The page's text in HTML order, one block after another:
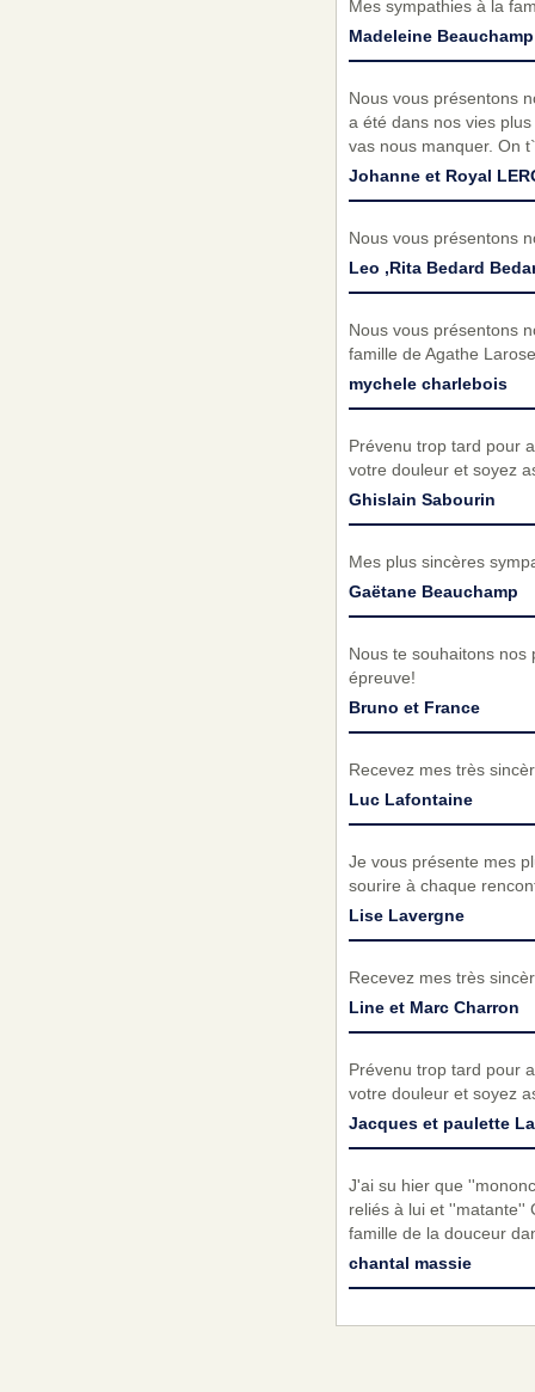
Mes sympathies à la
Madeleine Beauchamp
Nous vous présentons
a été dans nos vies
vas nous manquer. On
Johanne et Royal
Nous vous présentons
Leo ,Rita Bedard
Nous vous présentons
famille de Agathe
mychele charlebois
Prévenu trop tard pour
votre douleur et soyez
Ghislain Sabourin
Mes plus sincères
Gaëtane Beauchamp
Nous te souhaitons nos
épreuve!
Bruno et France
Recevez mes très
Luc Lafontaine
Je vous présente mes
sourire à chaque
Lise Lavergne
Recevez mes très
Line et Marc Charron
Prévenu trop tard pour
votre douleur et soyez
Jacques et paulette
J'ai su hier que
reliés à lui et ''matante''
famille de la douceur
chantal massie